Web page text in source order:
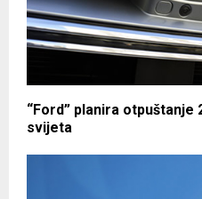
“Ford” planira otpuštanje
svijeta